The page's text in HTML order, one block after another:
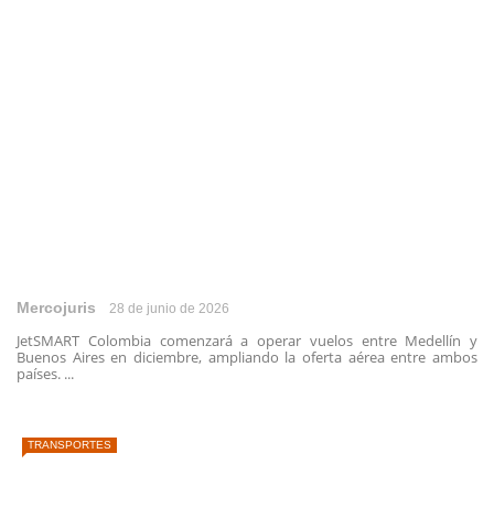
Mercojuris 28 de junio de 2026
JetSMART Colombia comenzará a operar vuelos entre Medellín y
Buenos Aires en diciembre, ampliando la oferta aérea entre ambos
países. ...
TRANSPORTES